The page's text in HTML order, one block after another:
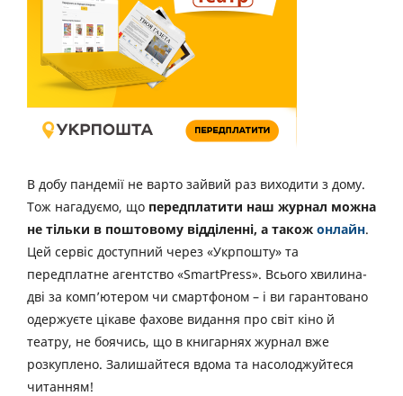
В добу пандемії не варто зайвий раз виходити з дому.
Тож нагадуємо, що передплатити наш журнал можна
не тільки в поштовому відділенні, а також онлайн.
Цей сервіс доступний через «Укрпошту» та
передплатне агентство «SmartPress». Всього хвилина-
дві за комп’ютером чи смартфоном – і ви гарантовано
одержуєте цікаве фахове видання про світ кіно й
театру, не боячись, що в книгарнях журнал вже
розкуплено. Залишайтеся вдома та насолоджуйтеся
читанням!